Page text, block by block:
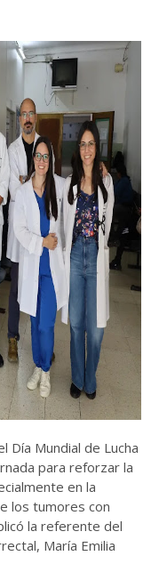
Día Mundial de Lucha
para reforzar la
en la
los tumores con
la referente del
María Emilia